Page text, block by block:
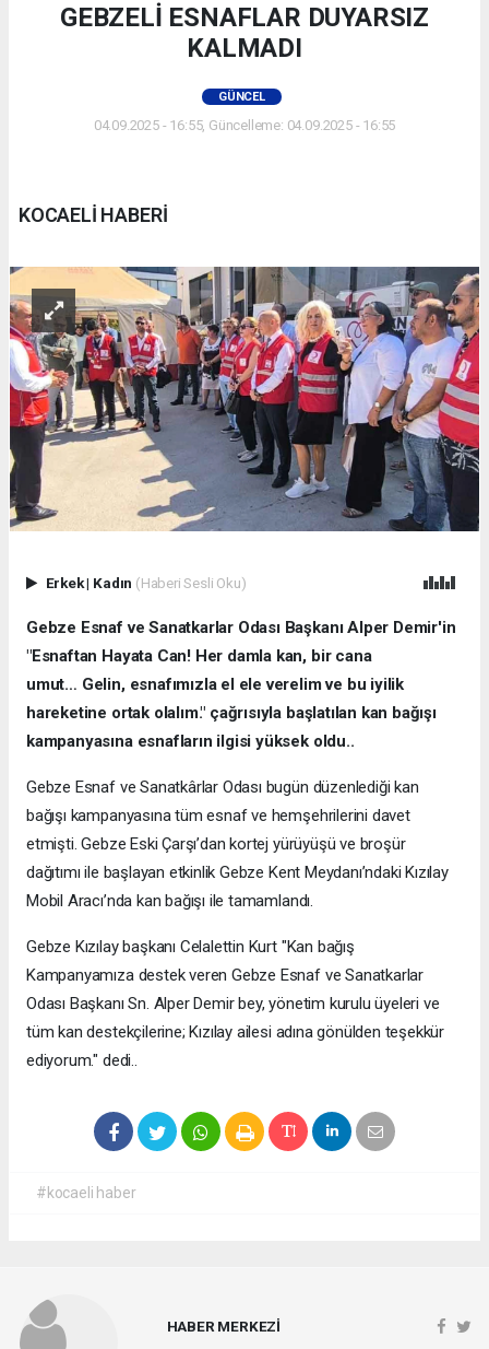
GEBZELİ ESNAFLAR DUYARSIZ
KALMADI
GÜNCEL
04.09.2025 - 16:55, Güncelleme: 04.09.2025 - 16:55
KOCAELİ HABERİ
Erkek| Kadın (Haberi Sesli Oku)
Gebze Esnaf ve Sanatkarlar Odası Başkanı Alper Demir'in
"Esnaftan Hayata Can! Her damla kan, bir cana
umut… Gelin, esnafımızla el ele verelim ve bu iyilik
hareketine ortak olalım." çağrısıyla başlatılan kan bağışı
kampanyasına esnafların ilgisi yüksek oldu..
Gebze Esnaf ve Sanatkârlar Odası bugün düzenlediği kan
bağışı kampanyasına tüm esnaf ve hemşehrilerini davet
etmişti. Gebze Eski Çarşı’dan kortej yürüyüşü ve broşür
dağıtımı ile başlayan etkinlik Gebze Kent Meydanı’ndaki Kızılay
Mobil Aracı’nda kan bağışı ile tamamlandı.
Gebze Kızılay başkanı Celalettin Kurt "Kan bağış
Kampanyamıza destek veren Gebze Esnaf ve Sanatkarlar
Odası Başkanı Sn. Alper Demir bey, yönetim kurulu üyeleri ve
tüm kan destekçilerine; Kızılay ailesi adına gönülden teşekkür
ediyorum." dedi..
#kocaeli haber
HABER MERKEZİ